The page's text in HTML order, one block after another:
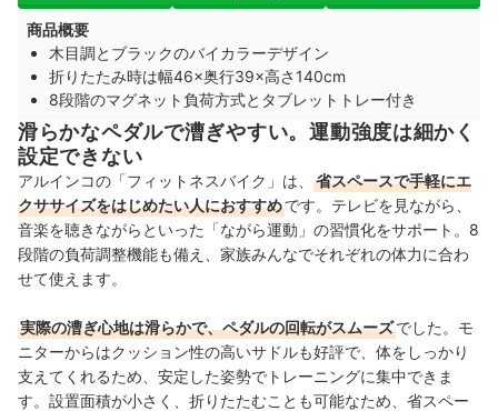
商品概要
木目調とブラックのバイカラーデザイン
折りたたみ時は幅46×奥行39×高さ140cm
8段階のマグネット負荷方式とタブレットトレー付き
滑らかなペダルで漕ぎやすい。運動強度は細かく
設定できない
アルインコの「フィットネスバイク」は、
省スペースで手軽にエ
クササイズをはじめたい人におすすめです。テレビを見ながら、
音楽を聴きながらといった「ながら運動」の習慣化をサポート。8
段階の負荷調整機能も備え、家族みんなでそれぞれの体力に合わ
せて使えます。
実際の漕ぎ心地は滑らかで、ペダルの回転がスムーズでした。モ
ニターからはクッション性の高いサドルも好評で、体をしっかり
支えてくれるため、安定した姿勢でトレーニングに集中できま
す。設置面積が小さく、折りたたむことも可能なため、省スペー